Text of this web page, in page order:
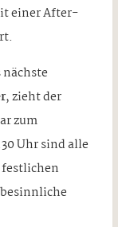
einer After-
, zieht der
zum
Uhr sind alle